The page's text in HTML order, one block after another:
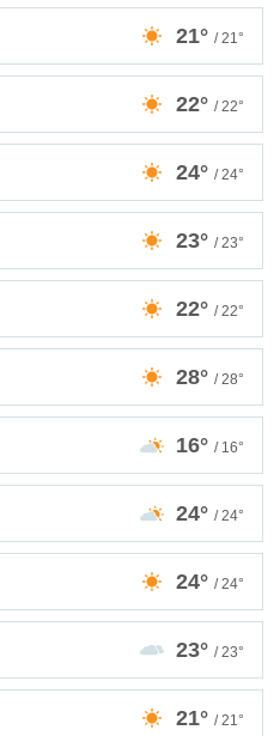
21° / 21°
22° / 22°
24° / 24°
23° / 23°
22° / 22°
28° / 28°
16° / 16°
24° / 24°
24° / 24°
23° / 23°
21° / 21°